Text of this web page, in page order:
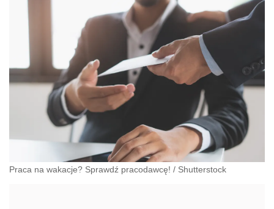
Praca na wakacje? Sprawdź pracodawcę! / Shutterstock